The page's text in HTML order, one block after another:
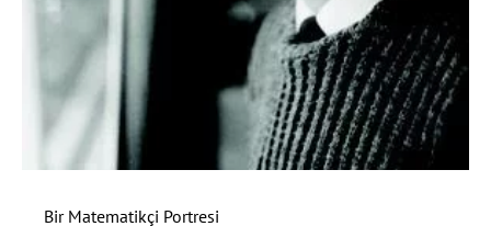
Bir Matematikçi Portresi